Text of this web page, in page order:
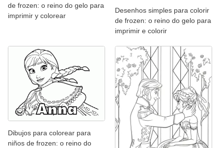
de frozen: o reino do gelo para
imprimir y colorear
Desenhos simples para colorir
de frozen: o reino do gelo para
imprimir e colorir
Dibujos para colorear para
niños de frozen: o reino do